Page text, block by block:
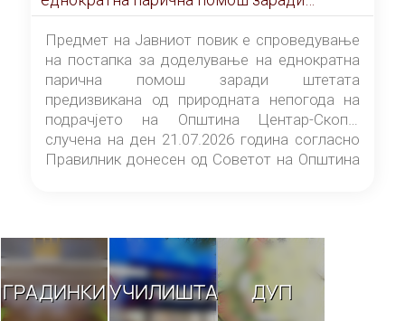
штетата предизвикана од природната
непогода на подрачјето на Општина
Центар-Скопје случена на ден 21.07.2026
година
Предмет на Јавниот повик е спроведување
на постапка за доделување на еднократна
парична помош заради штетата
предизвикана од природната непогода на
подрачјето на Општина Центар-Скопје
случена на ден 21.07.2026 година согласно
Правилник донесен од Советот на Општина
ГРАДИНКИУЧИЛИШТА ДУП